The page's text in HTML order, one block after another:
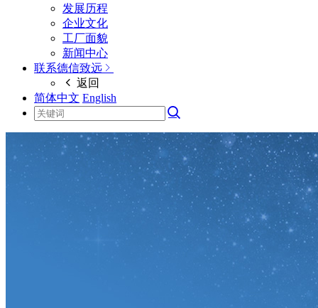
发展历程
企业文化
工厂面貌
新闻中心
联系德信致远
返回
简体中文 English